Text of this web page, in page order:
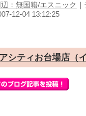
：無国籍/エスニック
12-04 13:12:25
シティお台場店（